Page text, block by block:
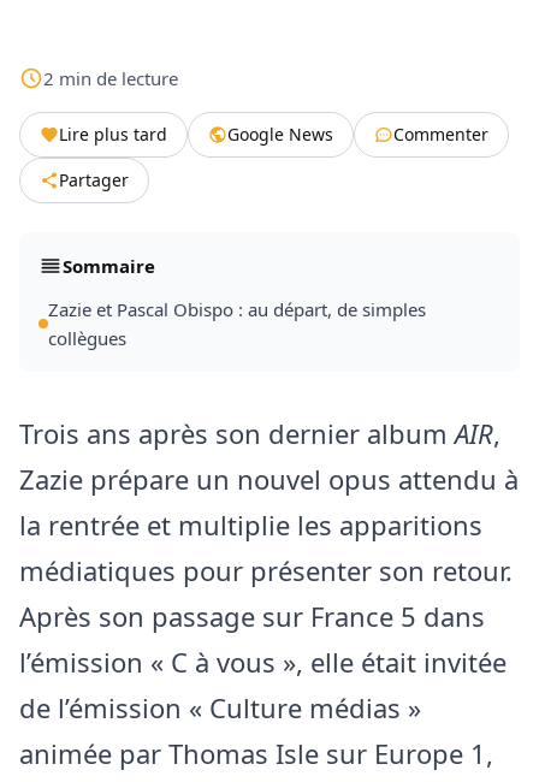
2 min de lecture
Lire plus tard Google News
Commenter
Partager
Sommaire
Zazie et Pascal Obispo : au départ, de simples
collègues
Trois ans après son dernier albumAIR,
Zazie prépare un nouvel opus attendu à
la rentrée et multiplie les apparitions
médiatiques pour présenter son retour.
Après son passage sur France 5 dans
l’émission « C à vous », elle était invitée
de l’émission « Culture médias »
animée par Thomas Isle sur Europe 1,